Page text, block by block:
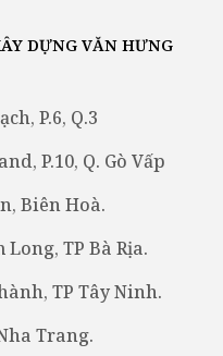
DỰNG VĂN HƯNG
P.6, Q.3
P.10, Q. Gò Vấp
Biên Hoà.
Long, TP Bà Rịa.
TP Tây Ninh.
Trang.